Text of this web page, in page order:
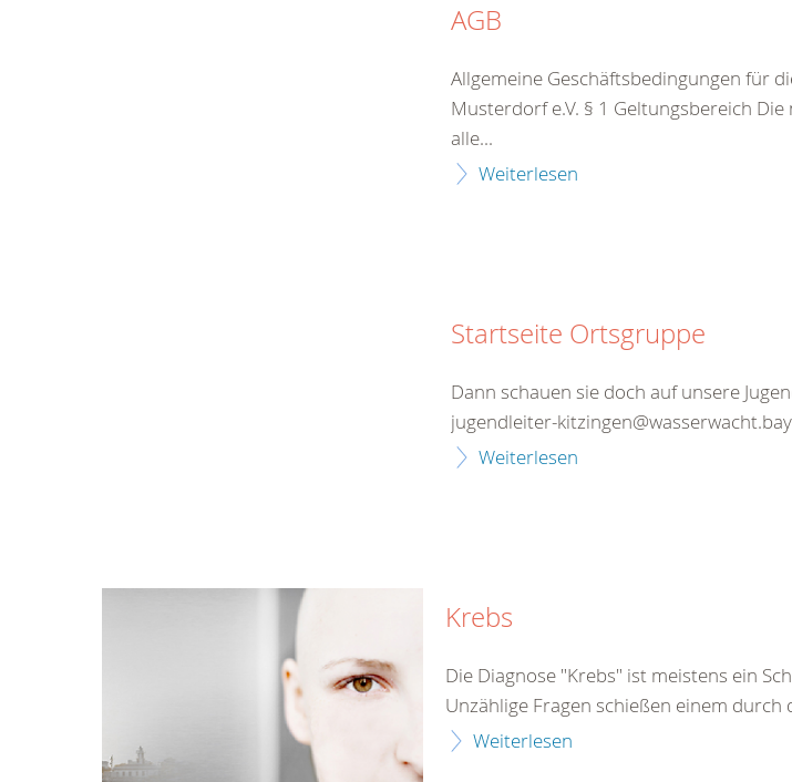
AGB
Allgemeine Geschäftsbedingungen für
Musterdorf e.V. § 1 Geltungsbereich
alle...
Weiterlesen
Startseite Ortsgruppe
Dann schauen sie doch auf unsere
jugendleiter-
Weiterlesen
Krebs
Die Diagnose "Krebs" ist meistens ein
Unzählige Fragen schießen einem durch
Weiterlesen